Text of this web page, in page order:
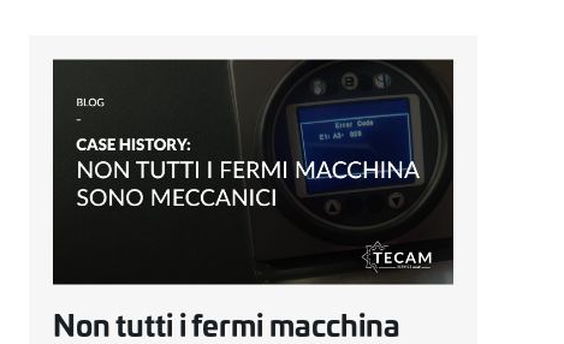
Non tutti i fermi macchina